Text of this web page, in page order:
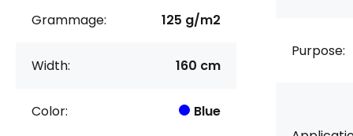
Grammage: 125 g/m2
Width: 160 cm
Color: Blue
Purpose: